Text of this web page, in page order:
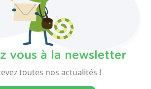
vous à la newsletter
toutes nos actualités !